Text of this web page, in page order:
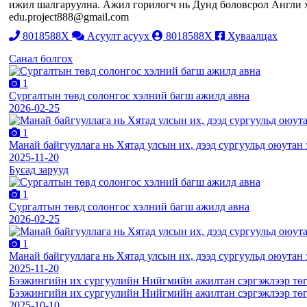
ижил шалгаруулна. Ажил горилогч нь Дунд боловсрол Англи
edu.project888@gmail.com
8018588X
Асуулт асуух 8018588X
Хуваалцах
Санал болгох
1
Сургалтын төвд солонгос хэлний багш ажилд авна
2026-02-25
1
Манай байгууллага нь Хятад улсын их, дээд сургуульд оюутан
2025-11-20
Бусад зарууд
1
Сургалтын төвд солонгос хэлний багш ажилд авна
2026-02-25
1
Манай байгууллага нь Хятад улсын их, дээд сургуульд оюутан
2025-11-20
Бээжингийн их сургуулийн Нийгмийн ажилтан сэргэжлээр
Бээжингийн их сургуулийн Нийгмийн ажилтан сэргэжлээр